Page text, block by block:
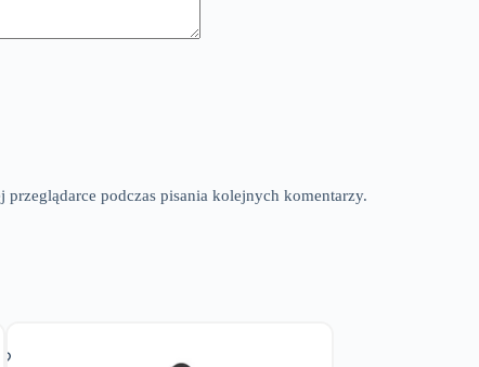
przeglądarce podczas pisania kolejnych komentarzy.